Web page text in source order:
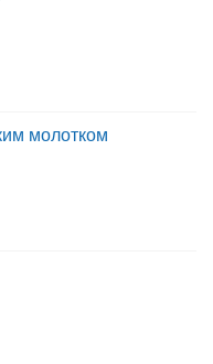
молотком